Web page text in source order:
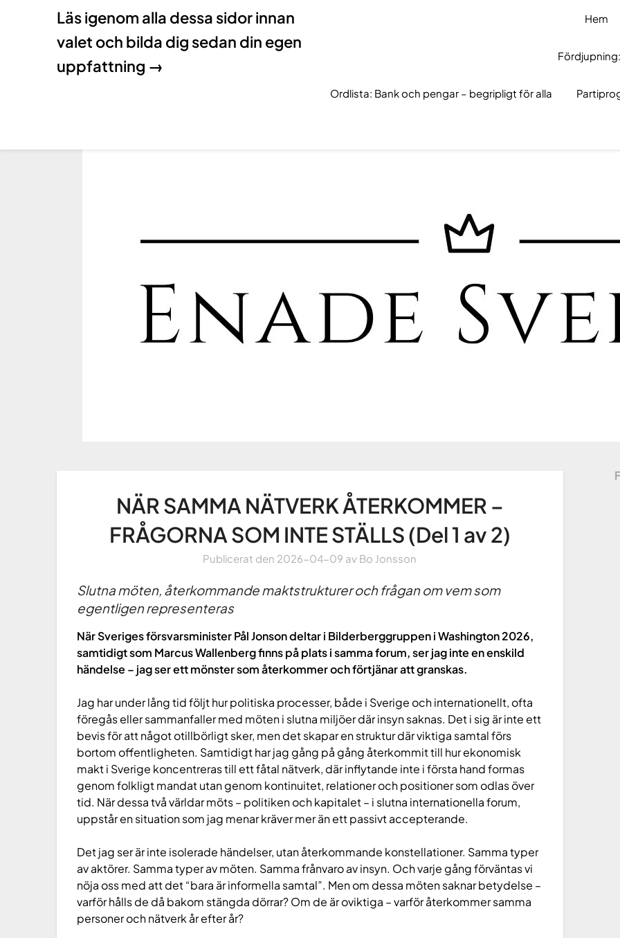
Läs igenom alla dessa sidor innan
valet och bilda dig sedan din egen
uppfattning →
Hem
Ordlista: Bank och pengar – begripligt för alla
NÄR SAMMA NÄTVERK ÅTERKOMMER –
FRÅGORNA SOM INTE STÄLLS (Del 1 av 2)
Publicerat den 2026-04-09 av Bo Jonsson
Slutna möten, återkommande maktstrukturer och frågan om vem som
egentligen representeras
När Sveriges försvarsminister Pål Jonson deltar i Bilderberggruppen i Washington 2026,
samtidigt som Marcus Wallenberg finns på plats i samma forum, ser jag inte en enskild
händelse – jag ser ett mönster som återkommer och förtjänar att granskas.
Jag har under lång tid följt hur politiska processer, både i Sverige och internationellt, ofta
föregås eller sammanfaller med möten i slutna miljöer där insyn saknas. Det i sig är inte ett
bevis för att något otillbörligt sker, men det skapar en struktur där viktiga samtal förs
bortom offentligheten. Samtidigt har jag gång på gång återkommit till hur ekonomisk
makt i Sverige koncentreras till ett fåtal nätverk, där inflytande inte i första hand formas
genom folkligt mandat utan genom kontinuitet, relationer och positioner som odlas över
tid. När dessa två världar möts – politiken och kapitalet – i slutna internationella forum,
uppstår en situation som jag menar kräver mer än ett passivt accepterande.
Det jag ser är inte isolerade händelser, utan återkommande konstellationer. Samma typer
av aktörer. Samma typer av möten. Samma frånvaro av insyn. Och varje gång förväntas vi
nöja oss med att det “bara är informella samtal”. Men om dessa möten saknar betydelse –
varför hålls de då bakom stängda dörrar? Om de är oviktiga – varför återkommer samma
personer och nätverk år efter år?